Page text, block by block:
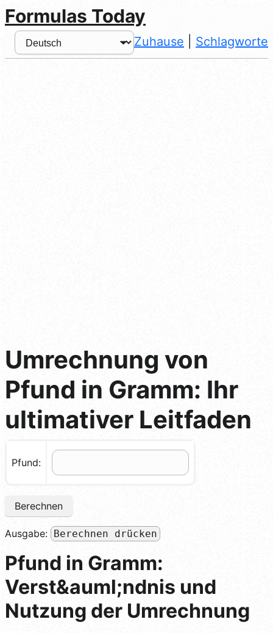
Formulas Today
Zuhause Schlagworte
Umrechnung von
Pfund in Gramm: Ihr
ultimativer Leitfaden
Pfund:
Berechnen
Ausgabe: Berechnen drücken
Pfund in Gramm:
Verst&auml;ndnis und
Nutzung der Umrechnung